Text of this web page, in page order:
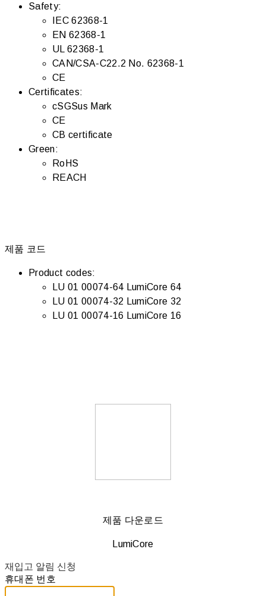
Safety:
IEC 62368-1
EN 62368-1
UL 62368-1
CAN/CSA-C22.2 No. 62368-1
CE
Certificates:
cSGSus Mark
CE
CB certificate
Green:
RoHS
REACH
제품 코드
Product codes:
LU 01 00074-64 LumiCore 64
LU 01 00074-32 LumiCore 32
LU 01 00074-16 LumiCore 16
제품 다운로드
LumiCore
재입고 알림 신청
휴대폰 번호